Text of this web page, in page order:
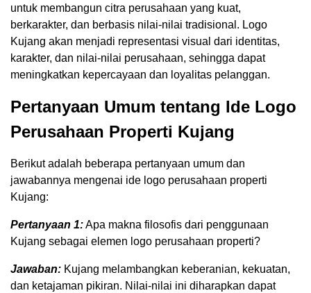
untuk membangun citra perusahaan yang kuat,
berkarakter, dan berbasis nilai-nilai tradisional. Logo
Kujang akan menjadi representasi visual dari identitas,
karakter, dan nilai-nilai perusahaan, sehingga dapat
meningkatkan kepercayaan dan loyalitas pelanggan.
Pertanyaan Umum tentang Ide Logo
Perusahaan Properti Kujang
Berikut adalah beberapa pertanyaan umum dan
jawabannya mengenai ide logo perusahaan properti
Kujang:
Pertanyaan 1:Apa makna filosofis dari penggunaan
Kujang sebagai elemen logo perusahaan properti?
Jawaban: Kujang melambangkan keberanian, kekuatan,
dan ketajaman pikiran. Nilai-nilai ini diharapkan dapat